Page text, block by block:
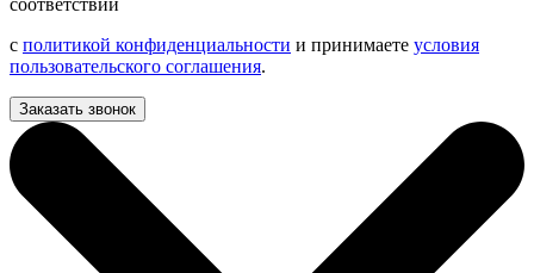
с политикой конфиденциальности и принимаете условия
пользовательского соглашения.
Заказать звонок